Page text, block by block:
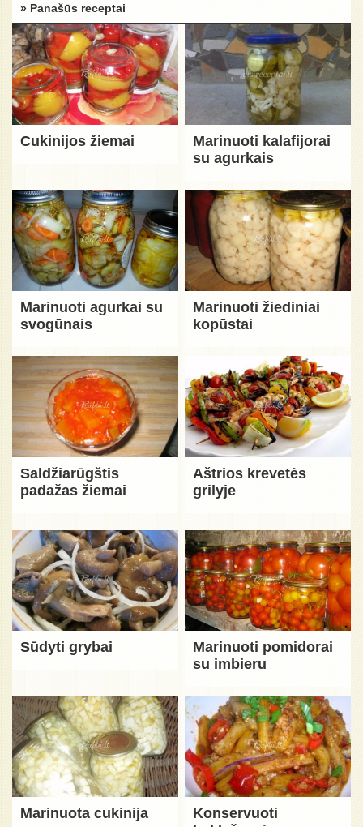
» Panašūs receptai
Cukinijos žiemai
Marinuoti kalafijorai
su agurkais
Marinuoti agurkai su
svogūnais
Marinuoti žiediniai
kopūstai
Saldžiarūgštis
padažas žiemai
Aštrios krevetės
grilyje
Sūdyti grybai
Marinuoti pomidorai
su imbieru
Marinuota cukinija
Konservuoti